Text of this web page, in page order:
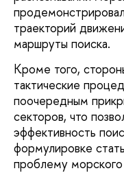
траекторий
маршруты поиска.
Кроме того,
тактические
поочередным
секторов, что
эффективность
формулировке
проблему